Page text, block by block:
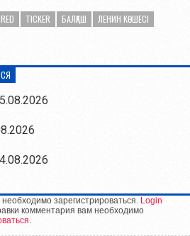
TICKER БАЛҚАШ
ЛЕНИН КӨШЕСІ
зарегистрироваться. Login
комментария вам необходимо
.